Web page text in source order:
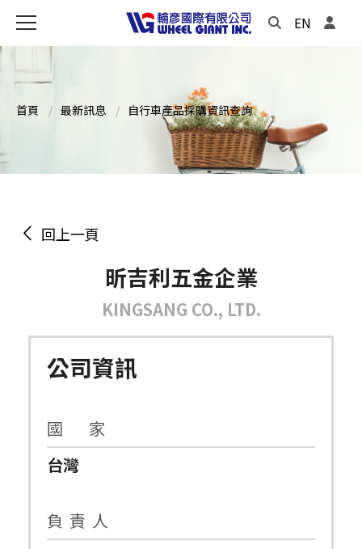
EN
首頁 最新訊息 自行車產品採購資訊查詢
回上一頁
昕吉利五金企業
KINGSANG CO., LTD.
公司資訊
國 家
台灣
負 責 人